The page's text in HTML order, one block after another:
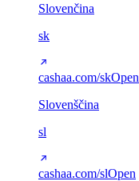
Slovenčina
sk
cashaa.com/skOpen
Slovenščina
sl
cashaa.com/slOpen